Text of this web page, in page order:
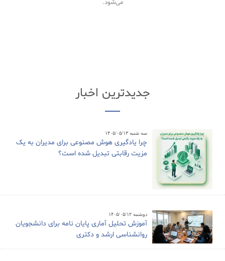
می‌شود.
جدیدترین اخبار
سه شنبه ۱۴۰۵/۰۵/۱۳
چرا یادگیری هوش مصنوعی برای مدیران به یک
مزیت رقابتی تبدیل شده است؟
دوشنبه ۱۴۰۵/۰۵/۱۲
آموزش تحلیل آماری پایان نامه برای دانشجویان
روانشناسی ارشد و دکتری